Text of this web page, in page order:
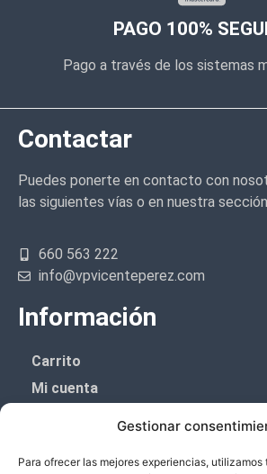
Gestionar
Para ofrecer las mejores experiencias,
PAGO 100%
Pago a través de los sistemas
Contactar
Puedes ponerte en contacto con
las siguientes vías o en nuestra
660 563 222
info@vpvicenteperez.com
Información
Carrito
Mi cuenta
Política de cookies (UE)